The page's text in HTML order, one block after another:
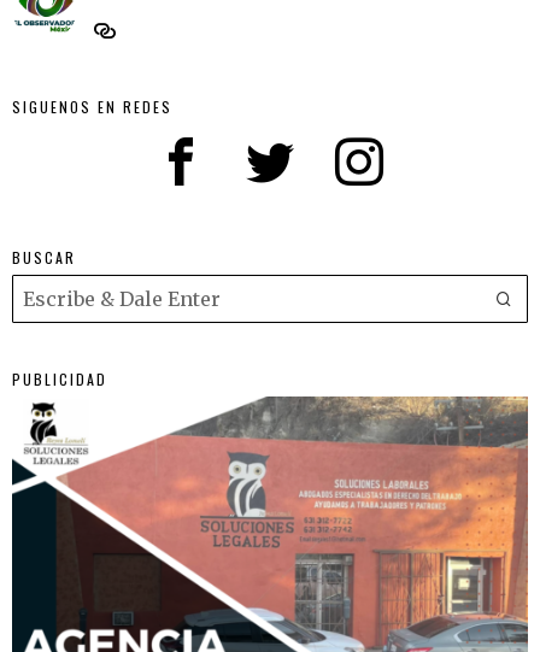
SIGUENOS EN REDES
BUSCAR
PUBLICIDAD